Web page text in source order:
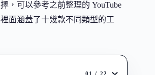
，可以參考之前整理的 YouTube
面涵蓋了十幾款不同類型的工
01 / 22